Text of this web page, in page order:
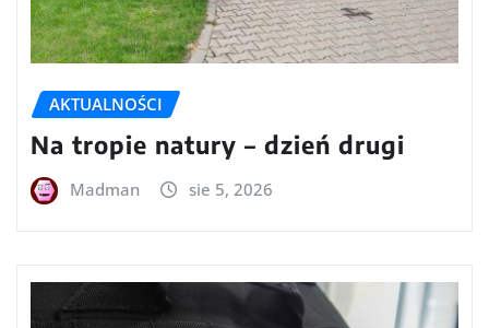
AKTUALNOŚCI
Na tropie natury – dzień drugi
Madman sie 5, 2026